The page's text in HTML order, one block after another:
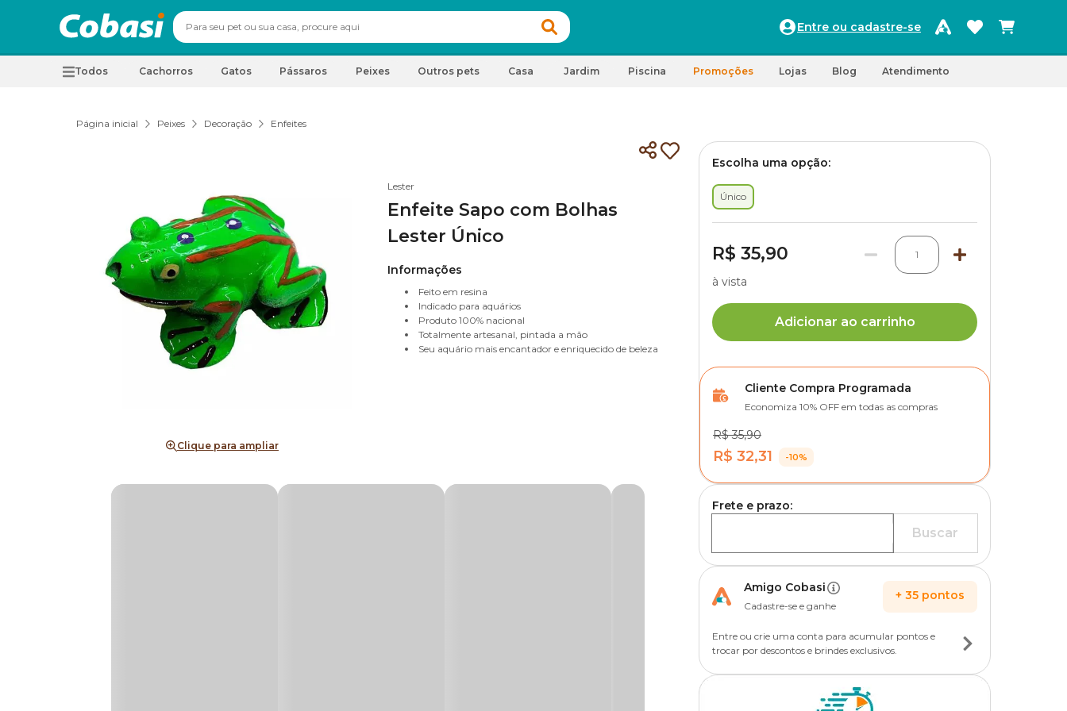
Entre ou cadastre-se
Todos Cachorros Gatos Pássaros Peixes Outros pets Casa Jardim Piscina Promoções Lojas Blog Atendimento
Página inicial Peixes Decoração Enfeites
Clique para ampliar
Lester
Enfeite Sapo com Bolhas
Lester Único
Informações
Feito em resina
Indicado para aquários
Produto 100% nacional
Totalmente artesanal, pintada a mão
Seu aquário mais encantador e enriquecido de beleza
Escolha uma opção:
Único
R$ 35,90 1
à vista
Adicionar ao carrinho
Cliente Compra Programada
Economiza 10% OFF em todas as compras
R$ 35,90
R$ 32,31 -10%
Frete e prazo:
Buscar
Amigo Cobasi
Cadastre-se e ganhe
+ 35 pontos
Entre ou crie uma conta para acumular pontos e
trocar por descontos e brindes exclusivos.